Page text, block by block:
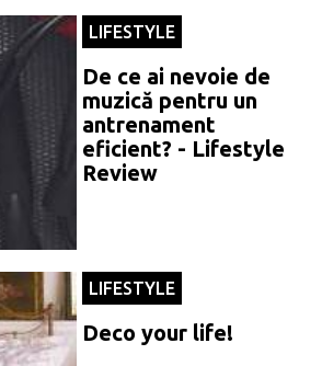
LIFESTYLE
De ce ai nevoie de
muzică pentru un
antrenament
eficient? - Lifestyle
Review
LIFESTYLE
Deco your life!